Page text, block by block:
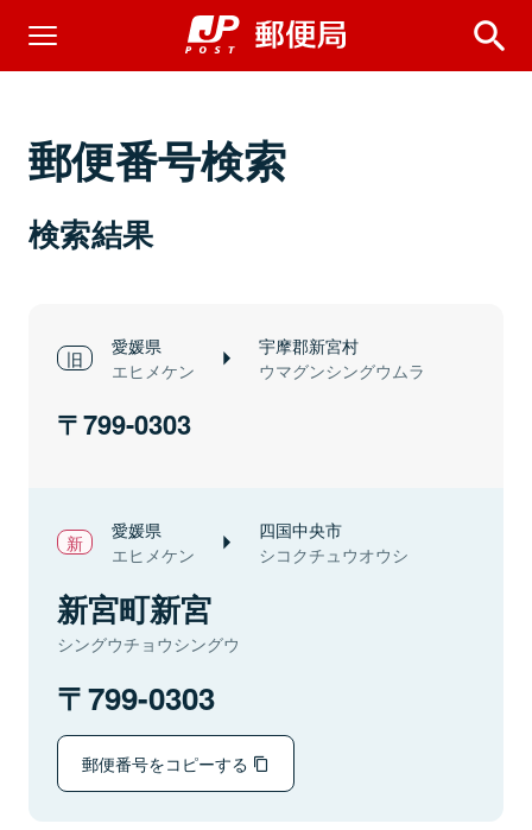
郵便番号検索
検索結果
愛媛県
エヒメケン
宇摩郡新宮村
ウマグンシングウムラ
799-0303
愛媛県
エヒメケン
四国中央市
シコクチュウオウシ
新宮町新宮
シングウチョウシングウ
799-0303
郵便番号をコピーする